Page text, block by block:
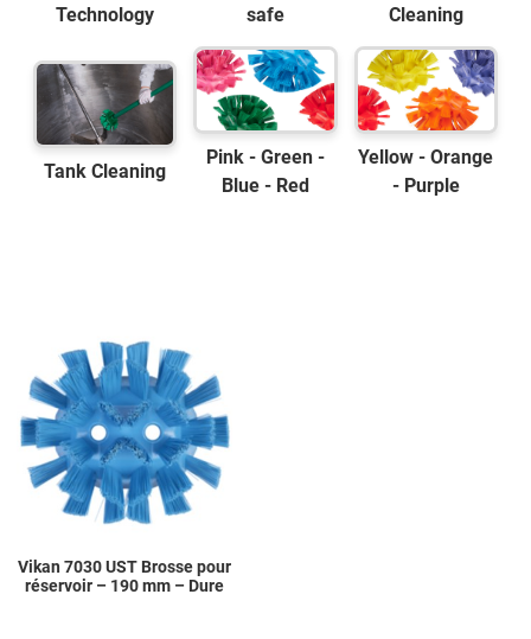
Technology
safe
Cleaning
Tank Cleaning
Pink - Green -
Blue - Red
Yellow - Orange
- Purple
Vikan 7030 UST Brosse pour
réservoir – 190 mm – Dure